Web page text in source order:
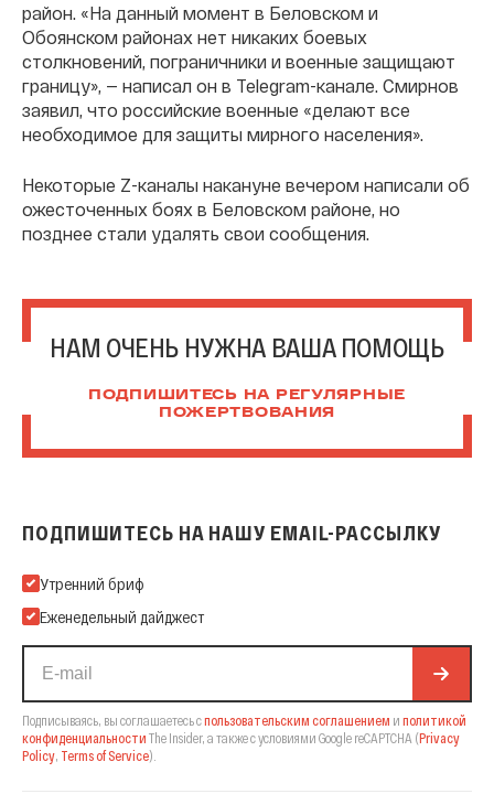
район. «На данный момент в Беловском и
Обоянском районах нет никаких боевых
столкновений, пограничники и военные защищают
границу», — написал он в Telegram-канале. Смирнов
заявил, что российские военные «делают все
необходимое для защиты мирного населения».
Некоторые Z-каналы накануне вечером написали об
ожесточенных боях в Беловском районе, но
позднее стали удалять свои сообщения.
НАМ ОЧЕНЬ НУЖНА ВАША ПОМОЩЬ
ПОДПИШИТЕСЬ НА РЕГУЛЯРНЫЕ
ПОЖЕРТВОВАНИЯ
ПОДПИШИТЕСЬ НА НАШУ EMAIL-РАССЫЛКУ
Подпишитесь на нашу Email-рассылку
Утренний бриф
Еженедельный дайджест
Подписываясь, вы соглашаетесь спользовательским соглашением и политикой
конфиденциальности The Insider, а также с условиями Google reCAPTCHA (Privacy
Policy Terms of Service).